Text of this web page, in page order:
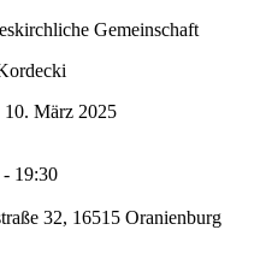
Gemeinschaft
März 2025
- 19:30
32, 16515 Oranienburg